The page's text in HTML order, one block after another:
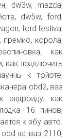
dw3w, mazda,
dw5w, ford,
ford festiva,
премио, корола,
как
как подключить
к тойоте,
obd2, ваз
андроиду, как
16 пинов,
к эбу авто.
на ваз 2110,